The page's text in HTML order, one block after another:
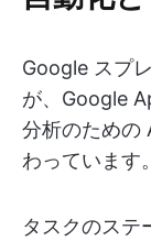
Google スプ
が、Google
分析のための
わっています。
タスクのステ